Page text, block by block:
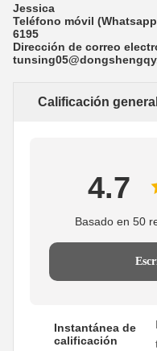
Jessica
Teléfono móvil
6195
Dirección de correo
Calificación general
4.7
Basado en 50
Instantánea de
calificación